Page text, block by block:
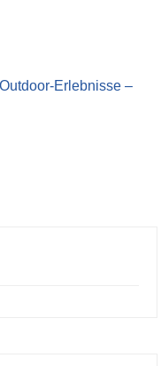
Erlebnisse –